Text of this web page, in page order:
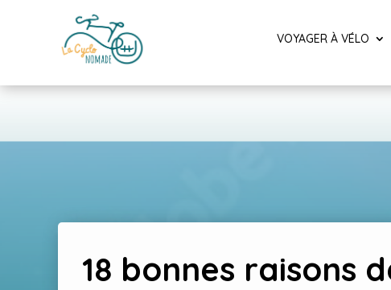
VOYAGER À VÉLO
18 bonnes raisons